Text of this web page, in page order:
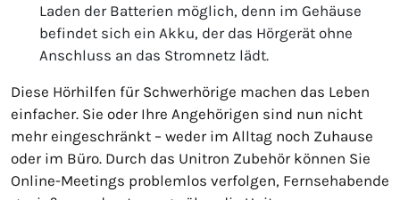
Laden der Batterien möglich, denn im Gehäuse
befindet sich ein Akku, der das Hörgerät ohne
Anschluss an das Stromnetz lädt.
Diese Hörhilfen für Schwerhörige machen das Leben
einfacher. Sie oder Ihre Angehörigen sind nun nicht
mehr eingeschränkt – weder im Alltag noch Zuhause
oder im Büro. Durch das Unitron Zubehör können Sie
Online-Meetings problemlos verfolgen, Fernsehabende